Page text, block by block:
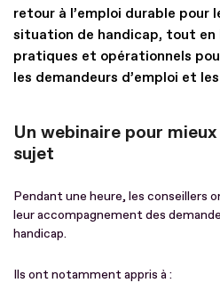
retour à l’emploi durable pour
situation de handicap, tout en
pratiques et opérationnels
les demandeurs d’emploi et
Un webinaire pour
sujet
Pendant une heure, les conseillers
leur accompagnement des
handicap.
Ils ont notamment appris à :